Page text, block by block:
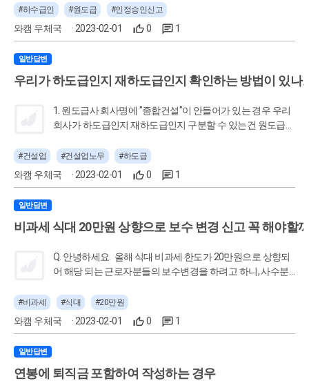
을 굳이 안해도 상관없나요? 원도급공사 계약을 했을때 개설
신고는 했었는데 하도급~ 저 신고들을 하지 않았었고 해달라
는 요청도 받아보질 않았어서요. ​ [출처] 사소한 질문 올립니
와캠 우체국 · 2023-02-01 0 1
#하수급인 #원도급 #인정승인신고
일반답변
우리가 하도급인지 재하도급인지 확인하는 방법이 있나
1. 원도급사 회사명에 "종합건설"이 안들어가 있는 경우 우리
회사가 하도급인지 재하도급인지 구분할 수 있는건 원도급사
지를 보고 유추하는 방법밖에 없나요? 실적신고를 하려다보
면 원도급사가 종건인지 단종인지, 우리가 계약한 공사가 하
도급인지 재하도급인지 잘 모르겠는 경우가 많아서요. [출처]
와캠 우체국 · 2023-02-01 0 1
#건설업 #건설업노무 #하도급
일반답변
비과세 식대 20만원 상향으로 보수 변경 신고 꼭 해야할
Q. 안녕하세요. ​ 올해 식대 비과세 한도가 20만원으로 상향되
어 해당 되는 근로자분들의 보수변경을 하려고 하니, 사수분
강 보수총액 때 정산을 받는다고 하십니다. 이 부분이 이해가
잘 가지 않아 문의드려요. ​ 예를 들어 식대가 15만원인 근로자
들의 보수월액을 -5만원으로 보수변경을 신고를 하지 않고
치해두는 형식으로 공제했다가 추후에 국세청에 추가 납부를
와캠 우체국 · 2023-02-01 0 1
#비과세 #식대 #20만원
일반답변
연봉에 퇴직금 포함하여 작성하는 경우